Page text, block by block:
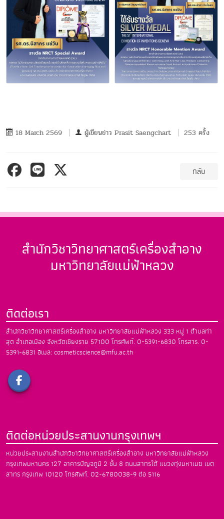
18 March 2569 ผู้เขียนข่าว Prasit Saengchart 253 ครั้ง
กลับ
สำนักวิชาวิทยาศาสตร์เครื่องสำอาง
มหาวิทยาลัยแม่ฟ้าหลวง
ติดต่อเรา
สำนักวิชาวิทยาศาสตร์เครื่องสำอาง มหาวิทยาลัยแม่ฟ้าหลวง 333 หมู่ 1 ตำบลท่า
สุด อำเภอเมือง จังหวัดเชียงราย 57100 โทรศัพท์. 0-5391-6830 โทรสาร. 0-
5391-6831 อีเมล: cosmeticscience@mfu.ac.th
ติดต่อหน่วยประสานงานกรุงเทพฯ
หน่วยประสานงานสำนักวิชาวิทยาศาสตร์เครื่องสำอาง มหาวิทยาลัยแม่ฟ้าหลวง
กรุงเทพมหานคร 127 อาคารปัญจภูมิ 2 ชั้น 8 ถนนสาทรใต้ แขวงทุ่งมหาเมฆ เขต
สาทร กรุงเทพ 10120 โทรศัพท์. 02-6780038-9 ต่อ 5116